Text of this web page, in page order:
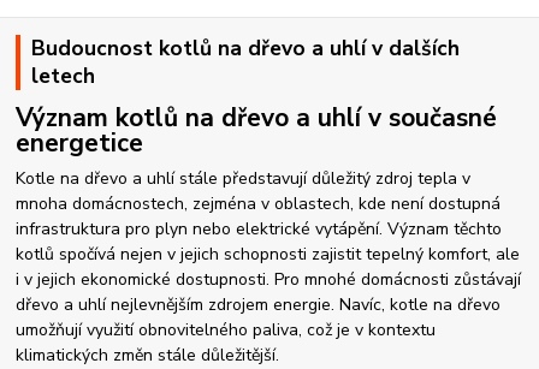
Budoucnost kotlů na dřevo a uhlí v dalších
letech
Význam kotlů na dřevo a uhlí v současné
energetice
Kotle na dřevo a uhlí stále představují důležitý zdroj tepla v
mnoha domácnostech, zejména v oblastech, kde není dostupná
infrastruktura pro plyn nebo elektrické vytápění. Význam těchto
kotlů spočívá nejen v jejich schopnosti zajistit tepelný komfort, ale
i v jejich ekonomické dostupnosti. Pro mnohé domácnosti zůstávají
dřevo a uhlí nejlevnějším zdrojem energie. Navíc, kotle na dřevo
umožňují využití obnovitelného paliva, což je v kontextu
klimatických změn stále důležitější.